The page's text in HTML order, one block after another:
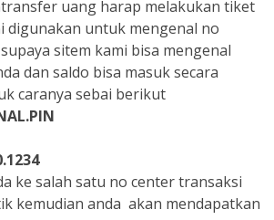
uang harap melakukan tiket
digunakan untuk mengenal no
sitem kami bisa mengenal
dan saldo bisa masuk secara
caranya sebai berikut
ke salah satu no center transaksi
kemudian anda akan mendapatkan